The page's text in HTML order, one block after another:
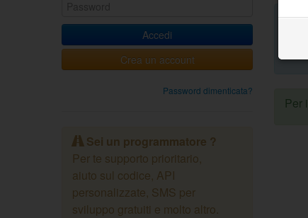
Accedi
Crea un account
Password dimenticata?
Sei un programmatore ?
Per te supporto prioritario,
aiuto sul codice, API
personalizzate, SMS per
sviluppo gratuiti e molto altro.
Per